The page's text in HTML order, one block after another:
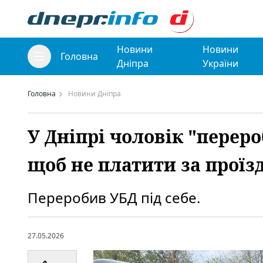
Головна
Новини
Дніпра
Новини
України
Головна Новини Дніпра
У Дніпрі чоловік
щоб не платити за
Переробив УБД під себе.
27.05.2026